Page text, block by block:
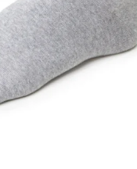
Ciepłe